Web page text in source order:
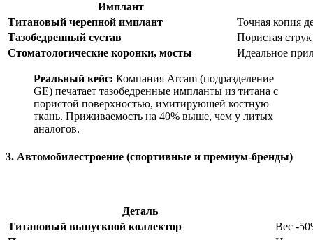
Имплант
Титановый черепной имплант
Точная копия
Тазобедренный сустав
Пористая
Стоматологические коронки, мосты
Идеальное
Реальный кейс: Компания Arcam (подразделение
GE) печатает тазобедренные импланты из титана с
пористой поверхностью, имитирующей костную
ткань. Приживаемость на 40% выше, чем у литых
аналогов.
3. Автомобилестроение (спортивные и премиум-бренды)
Деталь
Титановый выпускной коллектор
Вес -